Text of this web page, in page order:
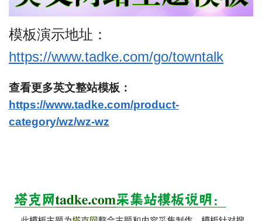
模板演示地址：
https://www.tadke.com/go/towntalk
查看更多英文整站模板：
https://www.tadke.com/product-
category/wz/wz-wz